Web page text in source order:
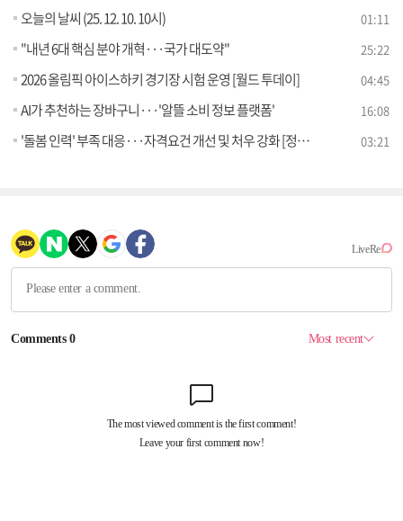
오늘의 날씨 (25. 12. 10. 10시) 01:11
"내년 6대 핵심 분야 개혁···국가 대도약" 25:22
2026 올림픽 아이스하키 경기장 시험 운영 [월드 투데이] 04:45
AI가 추천하는 장바구니···'알뜰 소비 정보 플랫폼' 16:08
'돌봄 인력' 부족 대응···자격요건 개선 및 처우 강화 [정책 바로보기] 03:21